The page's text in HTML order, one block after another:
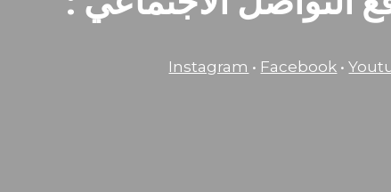
Instagram • Facebook •